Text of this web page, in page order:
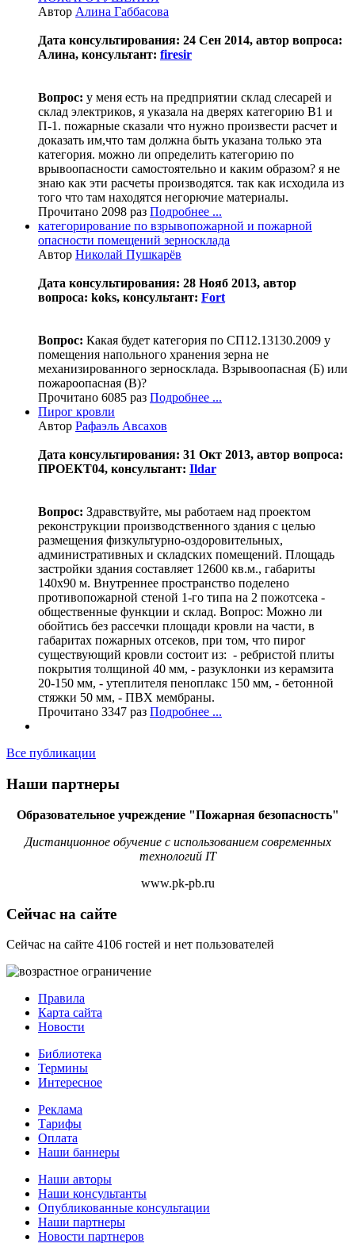
Автор Алина Габбасова
Дата консультирования: 24 Сен 2014, автор вопроса:
Алина, консультант: firesir
Вопрос: у меня есть на предприятии склад слесарей и
склад электриков, я указала на дверях категорию В1 и
П-1. пожарные сказали что нужно произвести расчет и
доказать им,что там должна быть указана только эта
категория. можно ли определить категорию по
врывоопасности самостоятельно и каким образом? я не
знаю как эти расчеты производятся. так как исходила из
того что там находятся негорючие материалы.
Прочитано 2098 раз Подробнее ...
категорирование по взрывопожарной и пожарной
опасности помещений зерносклада
Автор Николай Пушкарёв
Дата консультирования: 28 Нояб 2013, автор
вопроса: koks, консультант: Fort
Вопрос: Какая будет категория по СП12.13130.2009 у
помещения напольного хранения зерна не
механизированного зерносклада. Взрывоопасная (Б) или
пожароопасная (В)?
Прочитано 6085 раз Подробнее ...
Пирог кровли
Автор Рафаэль Авсахов
Дата консультирования: 31 Окт 2013, автор вопроса:
ПРОЕКТ04, консультант: Ildar
Вопрос: Здравствуйте, мы работаем над проектом
реконструкции производственного здания с целью
размещения физкультурно-оздоровительных,
административных и складских помещений. Площадь
застройки здания составляет 12600 кв.м., габариты
140х90 м. Внутреннее пространство поделено
противопожарной стеной 1-го типа на 2 пожотсека -
общественные функции и склад. Вопрос: Можно ли
обойтись без рассечки площади кровли на части, в
габаритах пожарных отсеков, при том, что пирог
существующий кровли состоит из: - ребристой плиты
покрытия толщиной 40 мм, - разуклонки из керамзита
20-150 мм, - утеплителя пеноплакс 150 мм, - бетонной
стяжки 50 мм, - ПВХ мембраны.
Прочитано 3347 раз Подробнее ...
Все публикации
Наши партнеры
Образовательное учреждение "Пожарная безопасность"
Дистанционное обучение с использованием современных
технологий IT
www.pk-pb.ru
Сейчас на сайте
Сейчас на сайте 4106 гостей и нет пользователей
Правила
Карта сайта
Новости
Библиотека
Термины
Интересное
Реклама
Тарифы
Оплата
Наши баннеры
Наши авторы
Наши консультанты
Опубликованные консультации
Наши партнеры
Новости партнеров